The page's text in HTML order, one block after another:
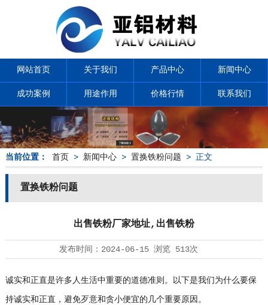
网站首页 关于我们 产品中心 新闻中心
成功案例 用途作用 价格行情 联系我们
当前位置： 首页 > 新闻中心> 置换铁粉问题 > 正文
置换铁粉问题
出售铁粉厂家地址,出售铁粉
发布时间： 2024-06-15浏览 513次
诚实和正直是许多人生活中重要的道德准则。以下是我们为什么要保
持诚实和正直，避免歹意和贪小便宜的几个重要原因。